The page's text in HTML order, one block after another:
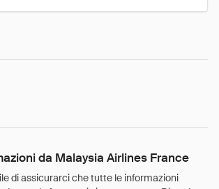
da Malaysia Airlines France
di assicurarci che tutte le informazioni